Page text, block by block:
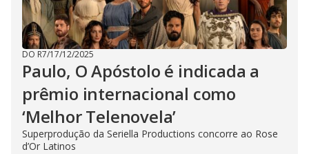
DO R7/17/12/2025
Paulo, O Apóstolo é indicada a
prêmio internacional como
‘Melhor Telenovela’
Superprodução da Seriella Productions concorre ao Rose
d’Or Latinos